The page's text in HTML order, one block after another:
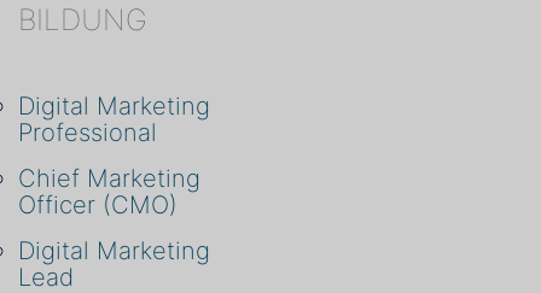
BILDUNG
Digital Marketing
Professional
Chief Marketing
Officer (CMO)
Digital Marketing
Lead